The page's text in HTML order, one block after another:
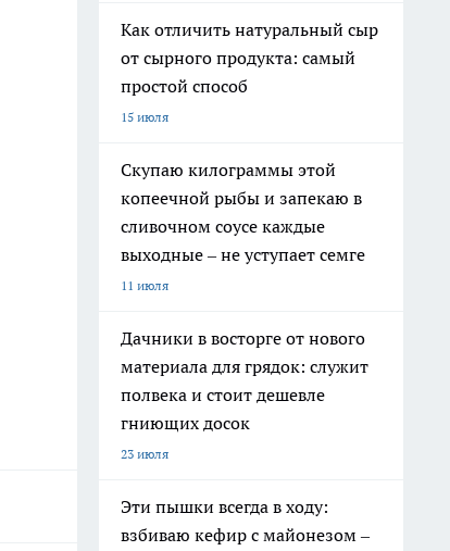
Как отличить натуральный сыр
от сырного продукта: самый
простой способ
15 июля
Скупаю килограммы этой
копеечной рыбы и запекаю в
сливочном соусе каждые
выходные – не уступает семге
11 июля
Дачники в восторге от нового
материала для грядок: служит
полвека и стоит дешевле
гниющих досок
23 июля
Эти пышки всегда в ходу:
взбиваю кефир с майонезом –